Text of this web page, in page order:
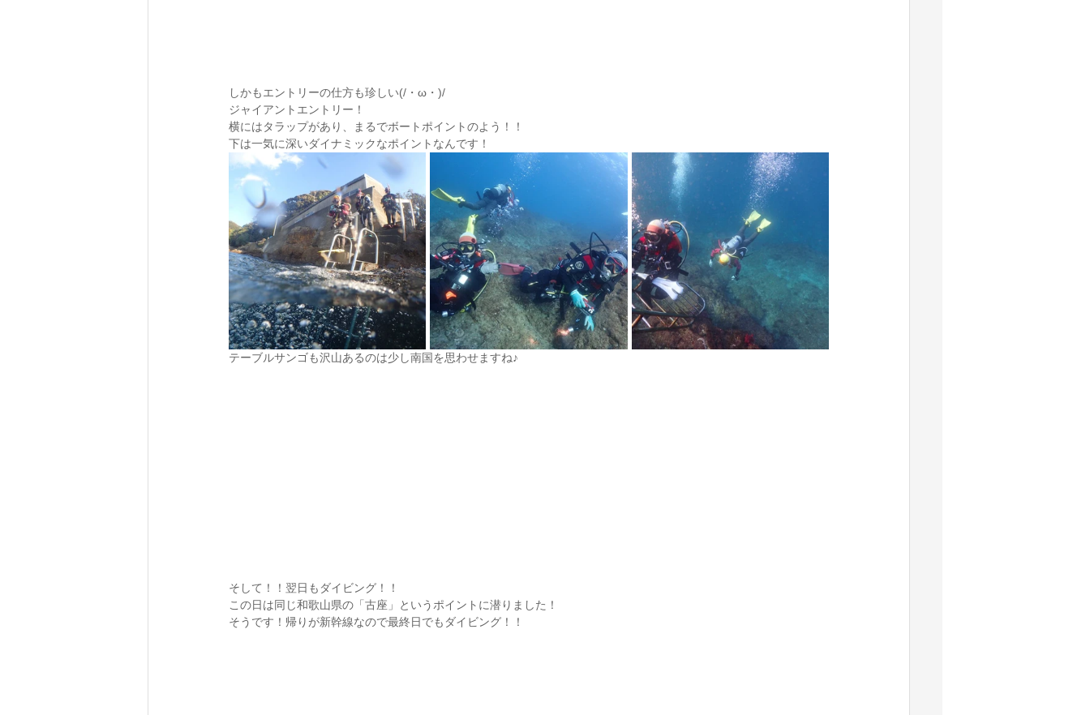
しかもエントリーの仕方も珍しい(/・ω・)/
ジャイアントエントリー！
横にはタラップがあり、まるでボートポイントのよう！！
下は一気に深いダイナミックなポイントなんです！
テーブルサンゴも沢山あるのは少し南国を思わせますね♪
そして！！翌日もダイビング！！
この日は同じ和歌山県の「古座」というポイントに潜りました！
そうです！帰りが新幹線なので最終日でもダイビング！！